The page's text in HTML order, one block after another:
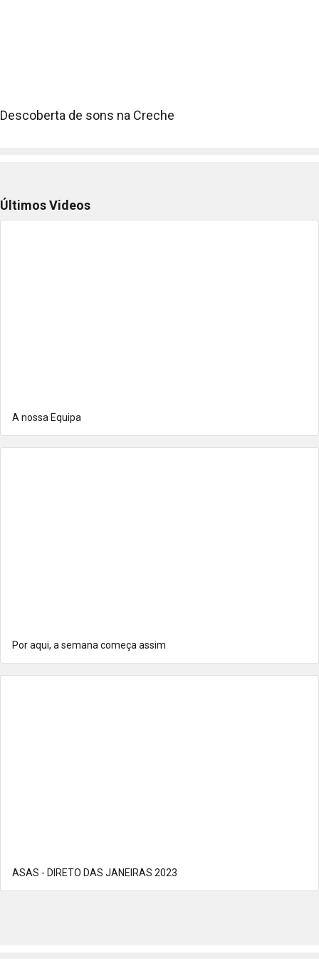
Descoberta de sons na Creche
Últimos Videos
A nossa Equipa
Por aqui, a semana começa assim
ASAS - DIRETO DAS JANEIRAS 2023